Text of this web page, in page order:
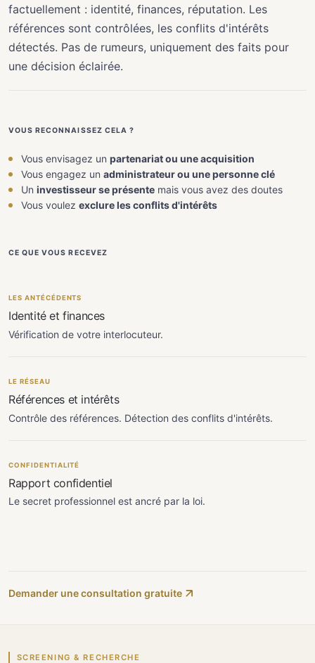
factuellement : identité, finances, réputation. Les
références sont contrôlées, les conflits d'intérêts
détectés. Pas de rumeurs, uniquement des faits pour
une décision éclairée.
VOUS RECONNAISSEZ CELA ?
Vous envisagez unpartenariat ou une acquisition
Vous engagez unadministrateur ou une personne clé
Uninvestisseur se présente mais vous avez des doutes
Vous voulezexclure les conflits d'intérêts
CE QUE VOUS RECEVEZ
LES ANTÉCÉDENTS
Identité et finances
Vérification de votre interlocuteur.
LE RÉSEAU
Références et intérêts
Contrôle des références. Détection des conflits d'intérêts.
CONFIDENTIALITÉ
Rapport confidentiel
Le secret professionnel est ancré par la loi.
Demander une consultation gratuite
SCREENING & RECHERCHE